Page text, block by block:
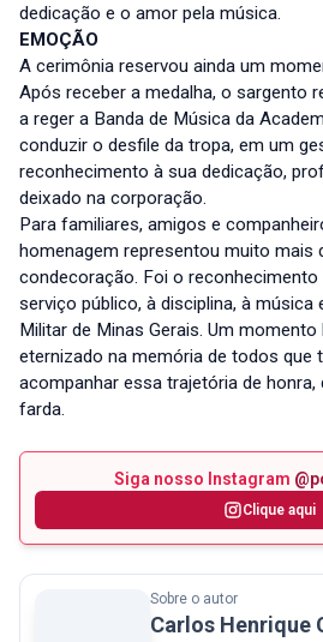
dedicação e o amor pela música.
EMOÇÃO
A cerimônia reservou ainda um
Após receber a medalha, o sargento
a reger a Banda de Música da
conduzir o desfile da tropa, em um
reconhecimento à sua dedicação,
deixado na corporação.
Para familiares, amigos e
homenagem representou muito mais
condecoração. Foi o reconhecimento
serviço público, à disciplina, à música
Militar de Minas Gerais. Um
eternizado na memória de todos que
acompanhar essa trajetória de
farda.
Siga nosso Instagram
Clique aqui
Sobre o autor
Carlos Henrique